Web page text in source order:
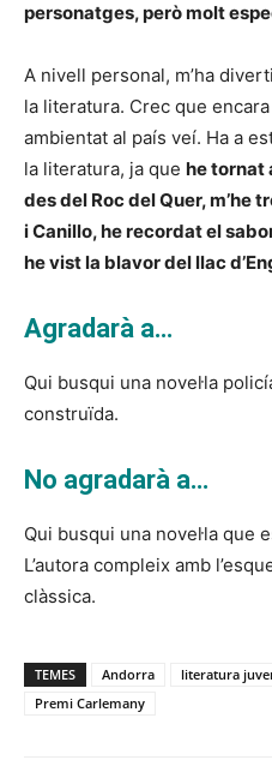
personatges, però molt
A nivell personal, m’ha
la literatura. Crec que
ambientat al país veí. Ha a
la literatura, ja que he tornat
des del Roc del Quer, m’he
i Canillo, he recordat el
he vist la blavor del llac
Agradarà a…
Qui busqui una novel·la
construïda.
No agradarà a…
Qui busqui una novel·la que
L’autora compleix amb
clàssica.
TEMES Andorra literatura
Premi Carlemany